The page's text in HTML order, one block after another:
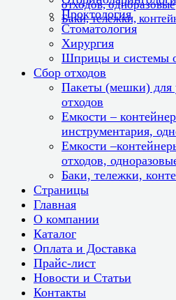
отходов, одноразовые
Баки, тележки,
Проктология
Стоматология
Хирургия
Шприцы и системы
Сбор отходов
Пакеты (мешки) для
отходов
Емкости –
инструментария,
Емкости
отходов,
Баки, тележки,
Страницы
Главная
О компании
Каталог
Оплата и Доставка
Прайс-лист
Новости и Статьи
Контакты